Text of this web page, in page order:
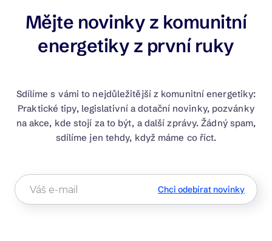
Mějte novinky z komunitní
energetiky z první ruky
Sdílíme s vámi to nejdůležitější z komunitní energetiky:
Praktické tipy, legislativní a dotační novinky, pozvánky
na akce, kde stojí za to být, a další zprávy. Žádný spam,
sdílíme jen tehdy, když máme co říct.